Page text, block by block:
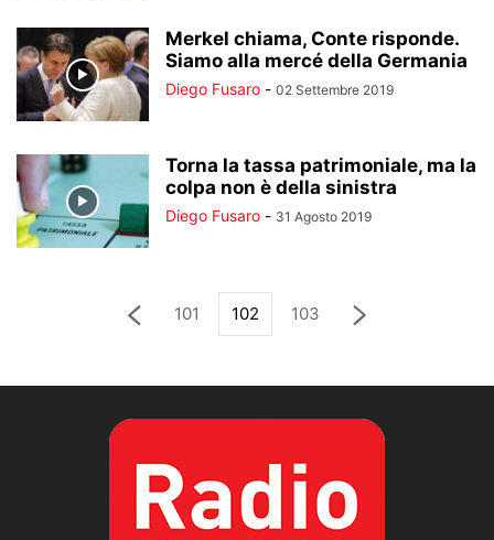
Merkel chiama, Conte risponde.
Siamo alla mercé della Germania
Diego Fusaro - 02 Settembre 2019
Torna la tassa patrimoniale, ma la
colpa non è della sinistra
Diego Fusaro - 31 Agosto 2019
101 102 103